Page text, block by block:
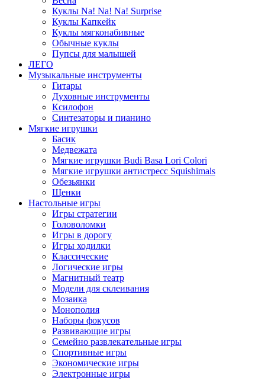
Куклы Na! Na! Na! Surprise
Куклы Капкейк
Куклы мягконабивные
Обычные куклы
Пупсы для малышей
ЛЕГО
Музыкальные инструменты
Гитары
Духовные инструменты
Ксилофон
Синтезаторы и пианино
Мягкие игрушки
Басик
Медвежата
Мягкие игрушки Budi Basa Lori Colori
Мягкие игрушки антистресс Squishimals
Обезьянки
Щенки
Настольные игры
Игры стратегии
Головоломки
Игры в дорогу
Игры ходилки
Классические
Логические игры
Магнитный театр
Модели для склеивания
Мозаика
Монополия
Наборы фокусов
Развивающие игры
Семейно развлекательные игры
Спортивные игры
Экономические игры
Электронные игры